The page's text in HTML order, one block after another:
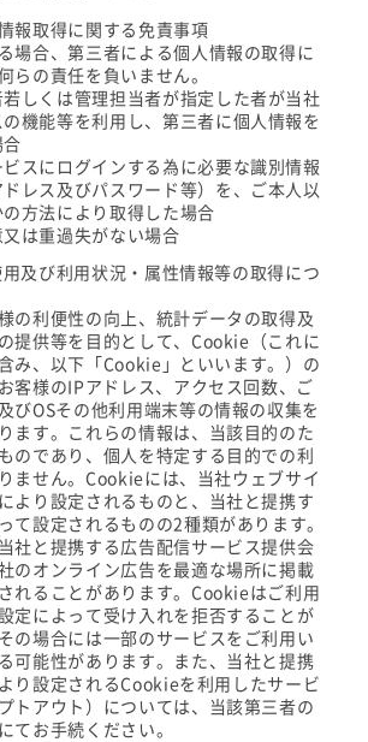
報取得に関する免責事項
場合、第三者による個人情報の取得に
らの責任を負いません。
しくは管理担当者が指定した者が当社
機能等を利用し、第三者に個人情報を
スにログインする為に必要な識別情報
ドレス及びパスワード等）を、ご本人以
方法により取得した場合
は重過失がない場合
及び利用状況・属性情報等の取得につ
の利便性の向上、統計データの取得及
提供等を目的として、Cookie（これに
み、以下「Cookie」といいます。）の
客様のIPアドレス、アクセス回数、ご
びOSその他利用端末等の情報の収集を
ます。これらの情報は、当該目的のた
のであり、個人を特定する目的での利
ません。Cookieには、当社ウェブサイ
より設定されるものと、当社と提携す
て設定されるものの2種類があります。
社と提携する広告配信サービス提供会
のオンライン広告を最適な場所に掲載
れることがあります。Cookieはご利用
定によって受け入れを拒否することが
の場合には一部のサービスをご利用い
可能性があります。また、当社と提携
り設定されるCookieを利用したサービ
トアウト）については、当該第三者の
てお手続ください。